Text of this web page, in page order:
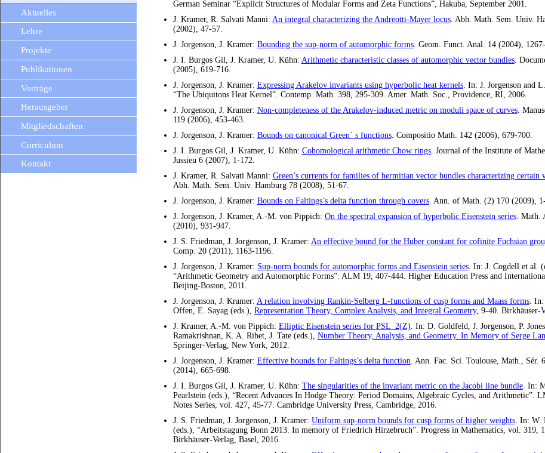
Schule@DecisionTheatreLab
Aktuelles
Lehre
Projekte
Publikationen
Vorträge
Herausgeber
Mitgliedschaften
Curriculum
Kontakt
German Seminar “Explicit Structures of Modular Forms and Zeta Functions”, Hakuba, September 2001.
J. Kramer, R. Salvati Manni: An integral characterizing the Andreotti-Mayer locus. Abh. Math. Sem. Univ.
(2002), 47-57.
J. Jorgenson, J. Kramer: Bounding the sup-norm of automorphic forms. Geom. Funct. Anal. 14 (2004),
J. I. Burgos Gil, J. Kramer, U. Kühn: Arithmetic characteristic classes of automorphic vector bundles.
(2005), 619-716.
J. Jorgenson, J. Kramer: Expressing Arakelov invariants using hyperbolic heat kernels. In: J. Jorgenson and
“The Ubiquitons Heat Kernel”. Contemp. Math. 398, 295-309. Amer. Math. Soc., Providence, RI, 2006.
J. Jorgenson, J. Kramer: Non-completeness of the Arakelov-induced metric on moduli space of curves.
119 (2006), 453-463.
J. Jorgenson, J. Kramer: Bounds on canonical Green´ s functions. Compositio Math. 142 (2006), 679-700.
J. I. Burgos Gil, J. Kramer, U. Kühn: Cohomological arithmetic Chow rings. Journal of the Institute of
Jussieu 6 (2007), 1-172.
J. Kramer, R. Salvati Manni: Green’s currents for families of hermitian vector bundles characterizing certain
Abh. Math. Sem. Univ. Hamburg 78 (2008), 51-67.
J. Jorgenson, J. Kramer: Bounds on Faltings’s delta function through covers. Ann. of Math. (2) 170 (2009),
J. Jorgenson, J. Kramer, A.-M. von Pippich: On the spectral expansion of hyperbolic Eisenstein series. Math.
(2010), 931-947.
J. S. Friedman, J. Jorgenson, J. Kramer: An effective bound for the Huber constant for cofinite Fuchsian
Comp. 20 (2011), 1163-1196.
J. Jorgenson, J. Kramer: Sup-norm bounds for automorphic forms and Eisenstein series. In: J. Cogdell et al.
“Arithmetic Geometry and Automorphic Forms”. ALM19, 407-444. Higher Education Press and
Beijing-Boston, 2011.
J. Jorgenson, J. Kramer: A relation involving Rankin-Selberg L-functions of cusp forms and Maass forms. In:
Offen, E. Sayag (eds.), Representation Theory, Complex Analysis, and Integral Geometry, 9-40. Birkhäuser-
J. Kramer, A.-M. von Pippich: Elliptic Eisenstein series for PSL _2(Z). In: D. Goldfeld, J. Jorgenson, P.
Ramakrishnan, K. A. Ribet, J. Tate (eds.), Number Theory, Analysis, and Geometry. In Memory of Serge
Springer-Verlag, New York, 2012.
J. Jorgenson, J. Kramer: Effective bounds for Faltings’s delta function. Ann. Fac. Sci. Toulouse, Math., Sér.
(2014), 665-698.
J. I. Burgos Gil, J. Kramer, U. Kühn: The singularities of the invariant metric on the Jacobi line bundle. In:
Pearlstein (eds.), “Recent Advances In Hodge Theory: Period Domains, Algebraic Cycles, and Arithmetic”.
Notes Series, vol. 427, 45-77. Cambridge University Press, Cambridge, 2016.
J. S. Friedman, J. Jorgenson, J. Kramer: Uniform sup-norm bounds for cusp forms of higher weights. In: W.
(eds.), “Arbeitstagung Bonn 2013. In memory of Friedrich Hirzebruch”. Progress in Mathematics, vol. 319,
Birkhäuser-Verlag, Basel, 2016.